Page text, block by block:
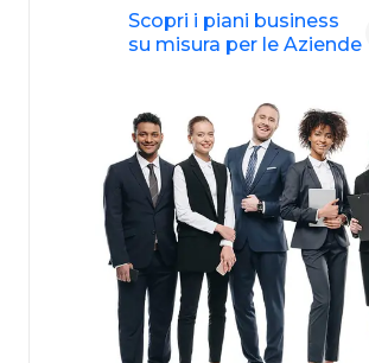
Scopri i piani business
su misura per le Aziende